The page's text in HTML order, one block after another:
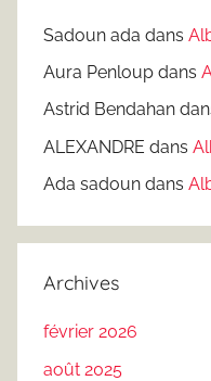
Sadoun ada dans
Aura Penloup dans
Astrid Bendahan
ALEXANDRE dans
Ada sadoun dans
Archives
février 2026
août 2025